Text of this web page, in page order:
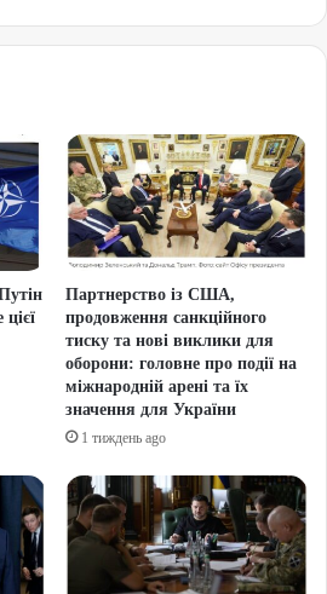
Партнерство із США,
продовження санкційного
тиску та нові виклики для
оборони: головне про події на
міжнародній арені та їх
значення для України
1 тиждень ago